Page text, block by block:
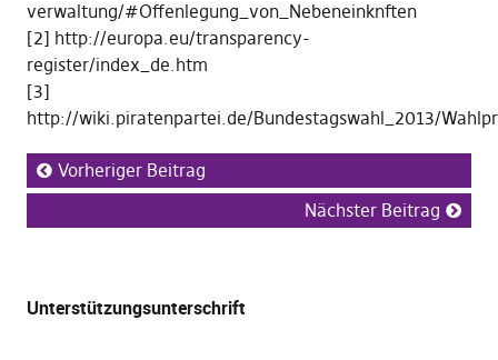
verwaltung/#Offenlegung_von_Nebeneinknften
[2] http://europa.eu/transparency-
register/index_de.htm
[3]
http://wiki.piratenpartei.de/Bundestagswahl_2013/
Vorheriger Beitrag
Nächster Beitrag
Unterstützungsunterschrift